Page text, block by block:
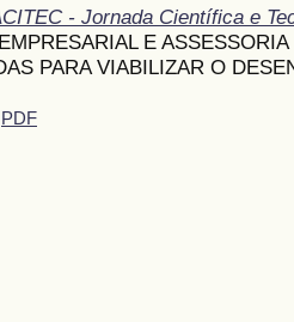
- Jornada Científica e
E
PARA VIABILIZAR O
PDF